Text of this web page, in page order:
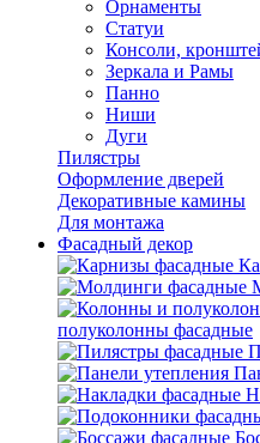
Орнаменты
Статуи
Консоли,
Зеркала и Рамы
Панно
Ниши
Дуги
Пилястры
Оформление дверей
Декоративные камины
Для монтажа
Фасадный декор
полуколонны фасадные